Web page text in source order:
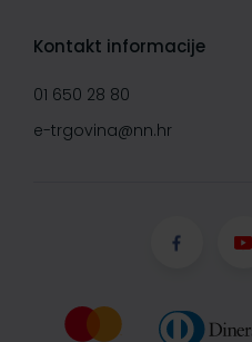
Kontakt informacije
01 650 28 80
e-trgovina@nn.hr